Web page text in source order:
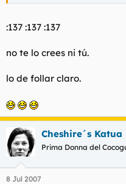
viendolas por la cam
son modos de vida :D
Llevo ya mas de 5 años
:137 :137 :137
no te lo crees ni tú.
lo de follar claro.
Cheshire´s Katua
Prima Donna del
8 Jul 2007